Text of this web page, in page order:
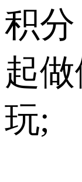
积
起
玩;